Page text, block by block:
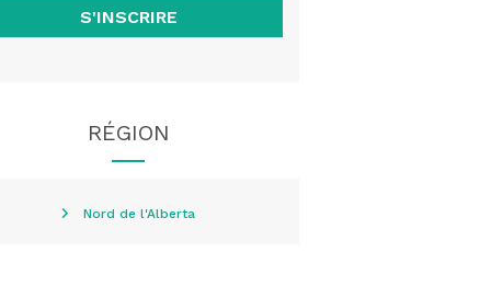
S'INSCRIRE
RÉGION
Nord de l'Alberta